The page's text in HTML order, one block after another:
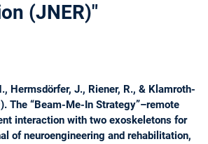
(JNER)"
Hermsdörfer, J., Riener, R., & Klamroth-
The “Beam-Me-In Strategy”–remote
interaction with two exoskeletons for
of neuroengineering and rehabilitation,